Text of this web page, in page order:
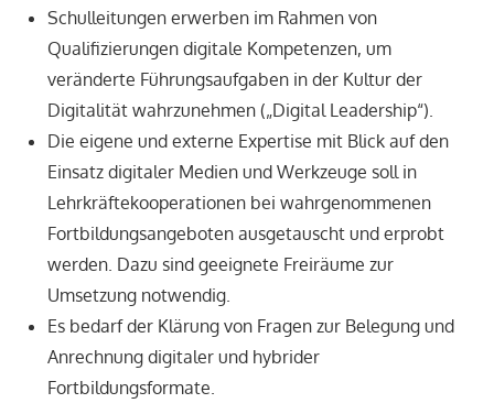
Schulleitungen erwerben im Rahmen von
Qualifizierungen digitale Kompetenzen, um
veränderte Führungsaufgaben in der Kultur der
Digitalität wahrzunehmen („Digital Leadership“).
Die eigene und externe Expertise mit Blick auf den
Einsatz digitaler Medien und Werkzeuge soll in
Lehrkräftekooperationen bei wahrgenommenen
Fortbildungsangeboten ausgetauscht und erprobt
werden. Dazu sind geeignete Freiräume zur
Umsetzung notwendig.
Es bedarf der Klärung von Fragen zur Belegung und
Anrechnung digitaler und hybrider
Fortbildungsformate.